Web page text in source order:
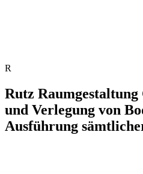
R
Rutz
und Verlegung von
Ausführung